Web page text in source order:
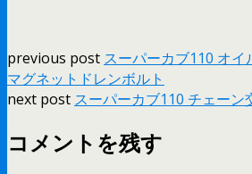
previous post スーパーカブ110 オイ
マグネットドレンボルト
next post スーパーカブ110 チェーン
コメントを残す